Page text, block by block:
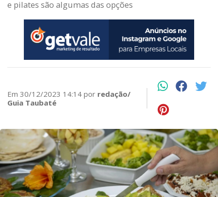
e pilates são algumas das opções
Em 30/12/2023 14:14 por redação/
Guia Taubaté